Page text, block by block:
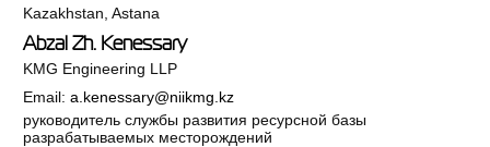
Kazakhstan, Astana
Abzal Zh. Kenessary
KMG Engineering LLP
Email:a.kenessary@niikmg.kz
руководитель службы развития ресурсной базы
разрабатываемых месторождений